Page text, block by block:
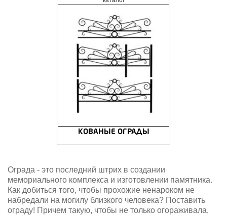
КОВАНЫЕ ОГРАДЫ
Ограда - это последний штрих в создании
мемориального комплекса и изготовлении памятника.
Как добиться того, чтобы прохожие ненароком не
набредали на могилу близкого человека? Поставить
ограду! Причем такую, чтобы не только огораживала,